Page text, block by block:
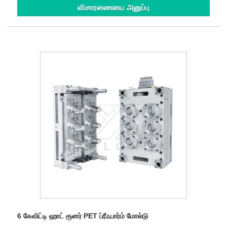
விசாரணையை அனுப்பு
6 கேவிட்டி ஹாட் ரூனர் PET ப்ரீஃபார்ம் மோல்டு